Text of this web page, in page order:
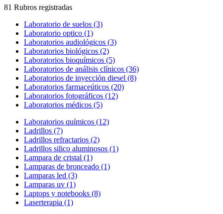
81 Rubros registradas
Laboratorio de suelos (3)
Laboratorio optico (1)
Laboratorios audiológicos (3)
Laboratorios biológicos (2)
Laboratorios bioquímicos (5)
Laboratorios de análisis clínicos (36)
Laboratorios de inyección diesel (8)
Laboratorios farmaceúticos (20)
Laboratorios fotográficos (12)
Laboratorios médicos (5)
Laboratorios químicos (12)
Ladrillos (7)
Ladrillos refractarios (2)
Ladrillos silico aluminosos (1)
Lampara de cristal (1)
Lamparas de bronceado (1)
Lamparas led (3)
Lamparas uv (1)
Laptops y notebooks (8)
Laserterapia (1)